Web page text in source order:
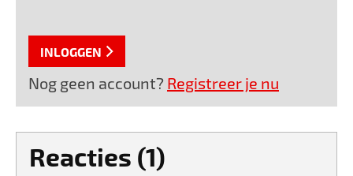
INLOGGEN
Nog geen account? Registreer je nu
Reacties (1)